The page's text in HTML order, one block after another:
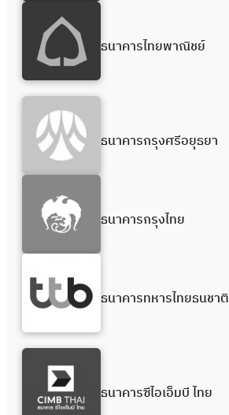
ธนาคารไทยพาณิชย์
ธนาคารกรุงศรีอยุธยา
ธนาคารกรุงไทย
ธนาคารทหารไทยธนชาติ
ธนาคารซีไอเอ็มบี ไทย